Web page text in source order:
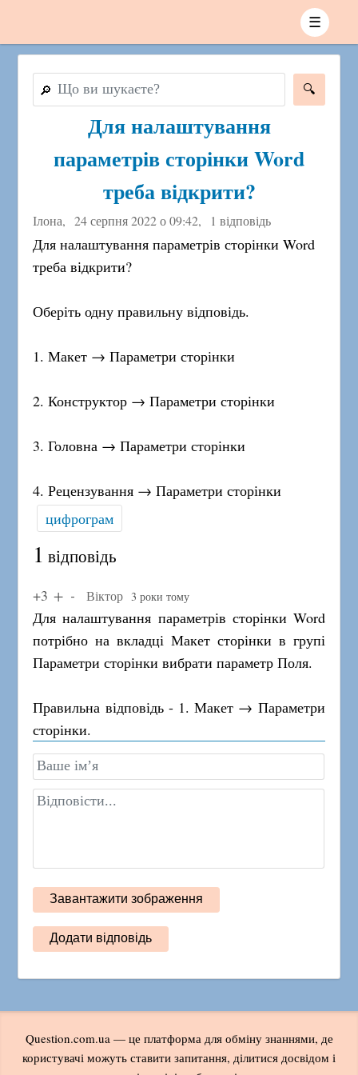
☰
🔎
Для налаштування
параметрів сторінки Word
треба відкрити?
Ілона, 24 серпня 2022 о 09:42, 1 відповідь
Для налаштування параметрів сторінки Word
треба відкрити?
Оберіть одну правильну відповідь.
1. Макет → Параметри сторінки
2. Конструктор → Параметри сторінки
3. Головна → Параметри сторінки
4. Рецензування → Параметри сторінки
цифрограм
1 відповідь
+3 Віктор 3 роки тому
Для налаштування параметрів сторінки Word
потрібно на вкладці Макет сторінки в групі
Параметри сторінки вибрати параметр Поля.
Правильна відповідь - 1. Макет → Параметри
сторінки.
Question.com.ua — це платформа для обміну знаннями, де
користувачі можуть ставити запитання, ділитися досвідом і